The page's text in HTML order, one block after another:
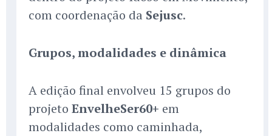
com coordenação da Sejusc.
Grupos, modalidades e dinâmica
A edição final envolveu 15 grupos do
projeto EnvelheSer60+ em
modalidades como caminhada,